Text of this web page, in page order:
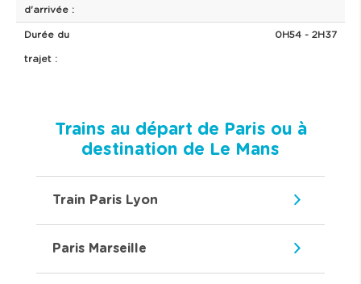
d'arrivée :
Durée du
trajet :
0H54 - 2H37
Trains au départ de Paris ou à
destination de Le Mans
Train Paris Lyon
Paris Marseille